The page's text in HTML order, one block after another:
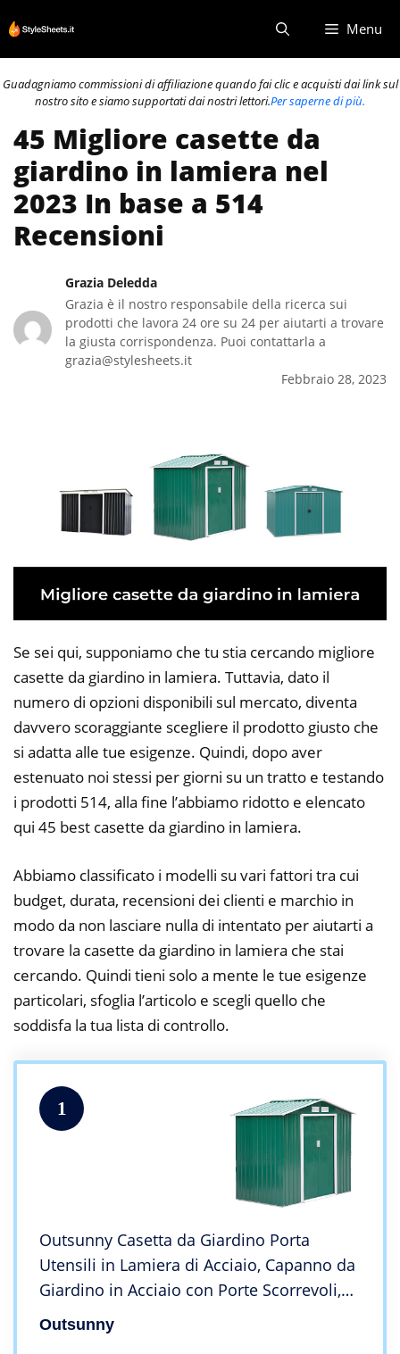
al
contenuto
Menu
Guadagniamo commissioni di affiliazione quando fai clic e acquisti dai link sul
nostro sito e siamo supportati dai nostri lettori.Per saperne di più.
45 Migliore casette da
giardino in lamiera nel
2023 In base a 514
Recensioni
Grazia Deledda
Grazia è il nostro responsabile della ricerca sui
prodotti che lavora 24 ore su 24 per aiutarti a trovare
la giusta corrispondenza. Puoi contattarla a
grazia@stylesheets.it
Febbraio 28, 2023
Se sei qui, supponiamo che tu stia cercando migliore
casette da giardino in lamiera. Tuttavia, dato il
numero di opzioni disponibili sul mercato, diventa
davvero scoraggiante scegliere il prodotto giusto che
si adatta alle tue esigenze. Quindi, dopo aver
estenuato noi stessi per giorni su un tratto e testando
i prodotti 514, alla fine l’abbiamo ridotto e elencato
qui 45 best casette da giardino in lamiera.
Abbiamo classificato i modelli su vari fattori tra cui
budget, durata, recensioni dei clienti e marchio in
modo da non lasciare nulla di intentato per aiutarti a
trovare la casette da giardino in lamiera che stai
cercando. Quindi tieni solo a mente le tue esigenze
particolari, sfoglia l’articolo e scegli quello che
soddisfa la tua lista di controllo.
1
Outsunny Casetta da Giardino Porta
Utensili in Lamiera di Acciaio, Capanno da
Giardino in Acciaio con Porte Scorrevoli,
213x130x185cm, Verde
Outsunny